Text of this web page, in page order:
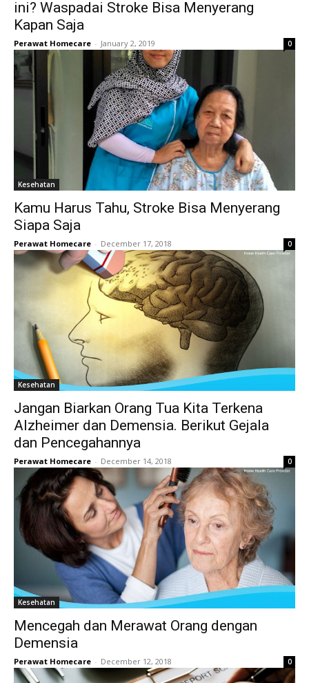
ini? Waspadai Stroke Bisa Menyerang
Kapan Saja
Perawat Homecare - January 2, 2019 0
Kesehatan
Kamu Harus Tahu, Stroke Bisa Menyerang
Siapa Saja
Perawat Homecare - December 17, 2018 0
Kesehatan
Jangan Biarkan Orang Tua Kita Terkena
Alzheimer dan Demensia. Berikut Gejala
dan Pencegahannya
Perawat Homecare - December 14, 2018 0
Kesehatan
Mencegah dan Merawat Orang dengan
Demensia
Perawat Homecare - December 12, 2018 0